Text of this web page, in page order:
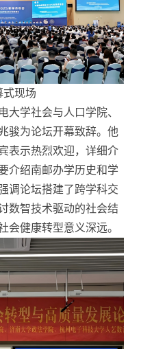
式现场
大学社会与人口学院、
骏为论坛开幕致辞。他
表示热烈欢迎，详细介
介绍南邮办学历史和学
调论坛搭建了跨学科交
数智技术驱动的社会结
会健康转型意义深远。